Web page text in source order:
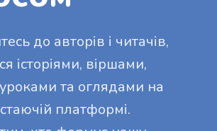
до авторів і читачів,
історіями, віршами,
та оглядами на
платформі.